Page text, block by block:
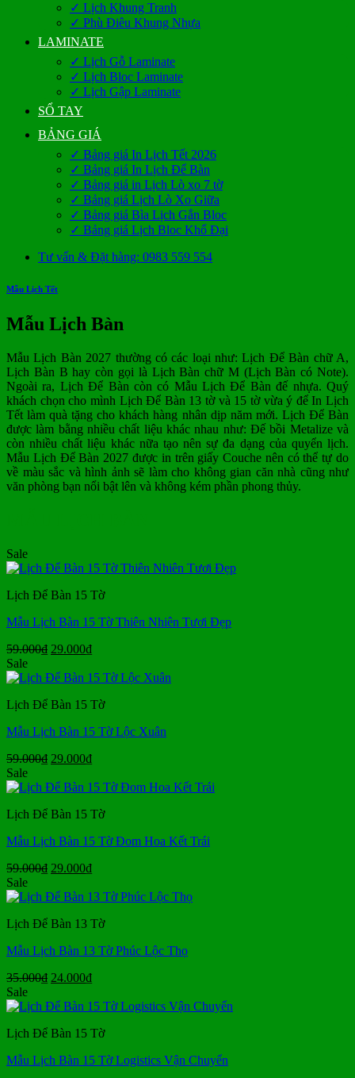
✓ Lịch Khung Tranh
✓ Phù Điêu Khung Nhựa
LAMINATE
✓ Lịch Gỗ Laminate
✓ Lịch Bloc Laminate
✓ Lịch Gập Laminate
SỔ TAY
BẢNG GIÁ
✓ Bảng giá In Lịch Tết 2026
✓ Bảng giá In Lịch Để Bàn
✓ Bảng giá in Lịch Lò xo 7 tờ
✓ Bảng giá Lịch Lò Xo Giữa
✓ Bảng giá Bìa Lịch Gắn Bloc
✓ Bảng giá Lịch Bloc Khổ Đại
Tư vấn & Đặt hàng: 0983 559 554
Mẫu Lịch Tết
Mẫu Lịch Bàn
Mẫu Lịch Bàn 2027 thường có các loại như: Lịch Để Bàn chữ A,
Lịch Bàn B hay còn gọi là Lịch Bàn chữ M (Lịch Bàn có Note).
Ngoài ra, Lịch Để Bàn còn có Mẫu Lịch Để Bàn đế nhựa. Quý
khách chọn cho mình Lịch Để Bàn 13 tờ và 15 tờ vừa ý để In Lịch
Tết làm quà tặng cho khách hàng nhân dịp năm mới. Lịch Để Bàn
được làm bằng nhiều chất liệu khác nhau như: Đế bồi Metalize và
còn nhiều chất liệu khác nữa tạo nên sự đa dạng của quyển lịch.
Mẫu Lịch Để Bàn 2027 được in trên giấy Couche nên có thể tự do
về màu sắc và hình ảnh sẽ làm cho không gian căn nhà cũng như
văn phòng bạn nổi bật lên và không kém phần phong thủy.
Sale
Lịch Để Bàn 15 Tờ
Mẫu Lịch Bàn 15 Tờ Thiên Nhiên Tươi Đẹp
59.000₫ Giá
là:
29.000₫Giá
tại
29.000₫.
Sale
Lịch Để Bàn 15 Tờ
Mẫu Lịch Bàn 15 Tờ Lộc Xuân
59.000₫ Giá
là:
29.000₫Giá
tại
29.000₫.
Sale
Lịch Để Bàn 15 Tờ
Mẫu Lịch Bàn 15 Tờ Đom Hoa Kết Trái
59.000₫ Giá
là:
29.000₫Giá
tại
29.000₫.
Sale
Lịch Để Bàn 13 Tờ
Mẫu Lịch Bàn 13 Tờ Phúc Lộc Thọ
35.000₫ Giá
là:
24.000₫Giá
tại
24.000₫.
Sale
Lịch Để Bàn 15 Tờ
Mẫu Lịch Bàn 15 Tờ Logistics Vận Chuyển